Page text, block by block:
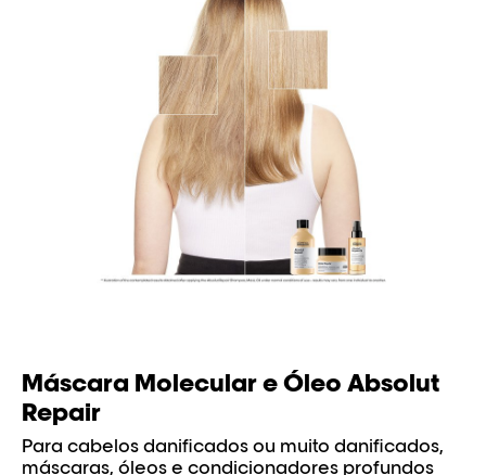
Máscara Molecular e Óleo Absolut
Repair
Para cabelos danificados ou muito danificados,
máscaras, óleos e condicionadores profundos